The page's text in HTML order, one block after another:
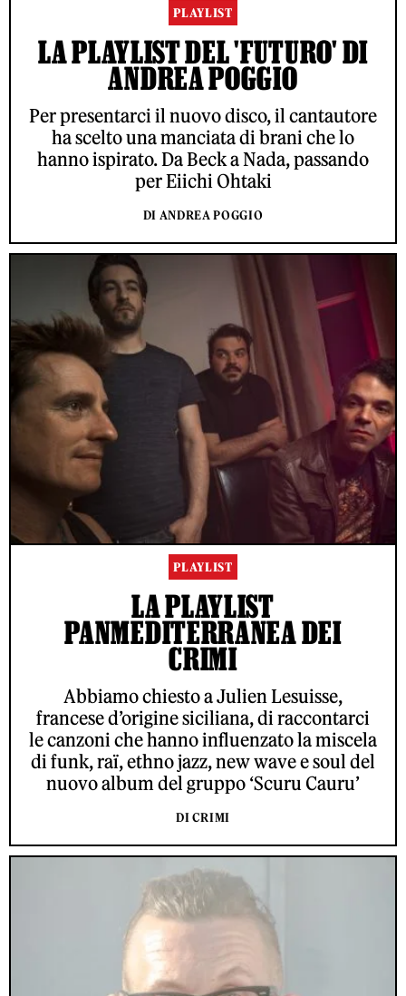
PLAYLIST
LA PLAYLIST DEL 'FUTURO' DI
ANDREA POGGIO
Per presentarci il nuovo disco, il cantautore
ha scelto una manciata di brani che lo
hanno ispirato. Da Beck a Nada, passando
per Eiichi Ohtaki
DI ANDREA POGGIO
PLAYLIST
LA PLAYLIST
PANMEDITERRANEA DEI
CRIMI
Abbiamo chiesto a Julien Lesuisse,
francese d’origine siciliana, di raccontarci
le canzoni che hanno influenzato la miscela
di funk, raï, ethno jazz, new wave e soul del
nuovo album del gruppo ‘Scuru Cauru’
DI CRIMI